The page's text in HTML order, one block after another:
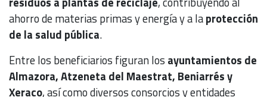
ahorro de materias primas y energía y a laprotección
de la salud pública.
Entre los beneficiarios figuran los ayuntamientos de
Almazora, Atzeneta del Maestrat, Beniarrés y
Xeraco, así como diversos consorcios y entidades